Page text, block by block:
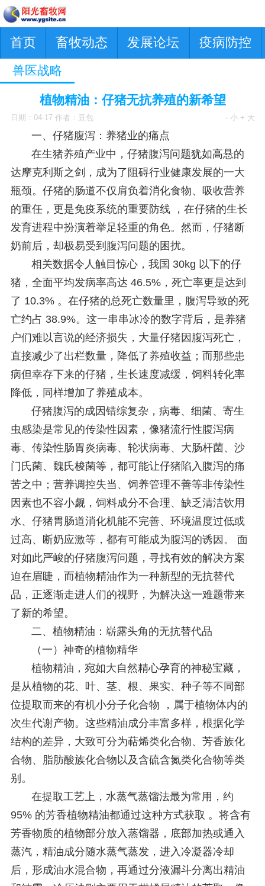
首页 畜牧动态 发展论坛 疫病防控
兽医战略
植物精油：仔猪无抗养殖的新希望
日期：04-17 作者：豆包 - 小 + 大
一、仔猪腹泻：养猪业的痛点
在生猪养殖产业中，仔猪腹泻问题犹如高悬的
达摩克利斯之剑，成为了阻碍行业健康发展的一大
瓶颈。仔猪的肠道不仅肩负着消化食物、吸收营养
的重任，更是免疫系统的重要防线 ，在仔猪的生长
发育进程中扮演着举足轻重的角色。然而，仔猪断
奶前后，却极易受到腹泻问题的困扰。
相关数据令人触目惊心，我国 30kg 以下的仔
猪，全面平均发病率高达 46.5%，死亡率更是达到
了 10.3% 。在仔猪的总死亡数量里，腹泻导致的死
亡约占 38.9%。这一串串冰冷的数字背后，是养猪
户们难以言说的经济损失，大量仔猪因腹泻死亡，
直接减少了出栏数量，降低了养殖收益；而那些患
病但幸存下来的仔猪，生长速度减缓，饲料转化率
降低，同样增加了养殖成本。
仔猪腹泻的成因错综复杂，病毒、细菌、寄生
虫感染是常见的传染性因素，像猪流行性腹泻病
毒、传染性肠胃炎病毒、轮状病毒、大肠杆菌、沙
门氏菌、魏氏梭菌等，都可能让仔猪陷入腹泻的痛
苦之中；营养调控失当、饲养管理不善等非传染性
因素也不容小觑，饲料成分不合理、缺乏清洁饮用
水、仔猪胃肠道消化机能不完善、环境温度过低或
过高、断奶应激等，都有可能成为腹泻的诱因。 面
对如此严峻的仔猪腹泻问题，寻找有效的解决方案
迫在眉睫，而植物精油作为一种新型的无抗替代
品，正逐渐走进人们的视野，为解决这一难题带来
了新的希望。
二、植物精油：崭露头角的无抗替代品
（一）神奇的植物精华
植物精油，宛如大自然精心孕育的神秘宝藏，
是从植物的花、叶、茎、根、果实、种子等不同部
位提取而来的有机小分子化合物 ，属于植物体内的
次生代谢产物。这些精油成分丰富多样，根据化学
结构的差异，大致可分为萜烯类化合物、芳香族化
合物、脂肪酸族化合物以及含硫含氮类化合物等类
别。
在提取工艺上，水蒸气蒸馏法最为常用，约
95% 的芳香植物精油都通过这种方式获取 。将含有
芳香物质的植物部分放入蒸馏器，底部加热或通入
蒸汽，精油成分随水蒸气蒸发，进入冷凝器冷却
后，形成油水混合物，再通过分液漏斗分离出精油